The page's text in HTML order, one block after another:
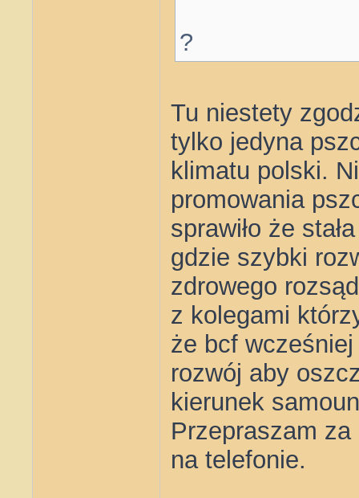
?
Tu niestety
tylko jedyna
klimatu polski.
promowania
sprawiło że
gdzie szybki
zdrowego
z kolegami
że bcf
rozwój aby
kierunek
Przepraszam
na telefonie.